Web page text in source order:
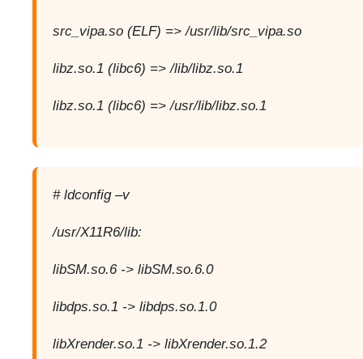
src_vipa.so (ELF) => /usr/lib/src_vipa.so
libz.so.1 (libc6) => /lib/libz.so.1
libz.so.1 (libc6) => /usr/lib/libz.so.1
# ldconfig –v
/usr/X11R6/lib:
libSM.so.6 -> libSM.so.6.0
libdps.so.1 -> libdps.so.1.0
libXrender.so.1 -> libXrender.so.1.2